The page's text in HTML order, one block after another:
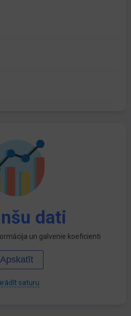
dati
un galvenie koeficienti
Apskatīt
saturu